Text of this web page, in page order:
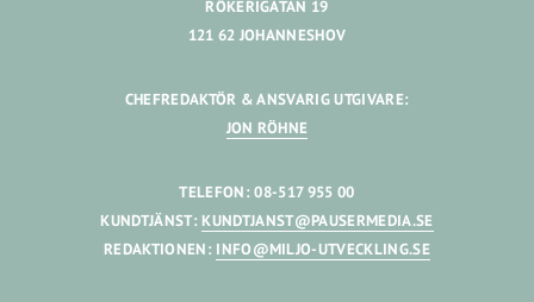
RÖKERIGATAN 19
121 62 JOHANNESHOV
CHEFREDAKTÖR & ANSVARIG UTGIVARE:
JON RÖHNE
TELEFON: 08-517 955 00
KUNDTJÄNST: KUNDTJANST@PAUSERMEDIA.SE
REDAKTIONEN: INFO@MILJO-UTVECKLING.SE